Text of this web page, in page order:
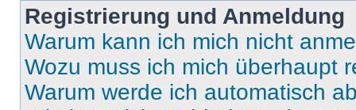
Registrierung und Anmeldung
Warum kann ich mich nicht
Wozu muss ich mich überhaupt
Warum werde ich automatisch